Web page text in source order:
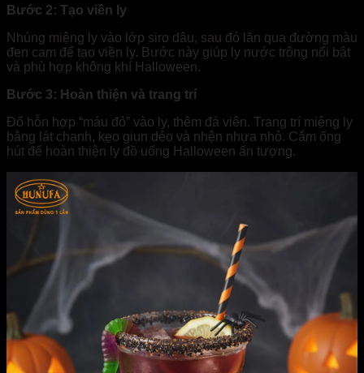
Bước 2: Tạo viền ly
Nhúng miệng ly vào lớp siro dâu, sau đó lăn qua đường màu
đen cam để tạo viền ly. Bước này giúp ly nước trông nổi bật
và phù hợp không khí Halloween.
Bước 3: Hoàn thiện và trang trí
Đổ hỗn hợp “máu đỏ” vào ly, thêm đá viên. Trang trí miệng ly
bằng lát chanh, kẹo giun dẻo và nhện nhựa nhỏ. Cắm ống
hút để hoàn thiện ly đồ uống Halloween ấn tượng.